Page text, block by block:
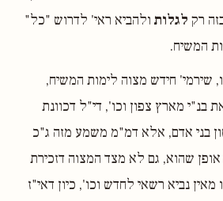
רק לגלות ולהביא ראי' לדרוש "כל"
המשיח.
שירמי' חידש מצוה לימות המשיח,
בנ"י מארץ צפון וכו', די"ל דכוונת
בני אדם, אלא דמ"מ משמע מזה ג"כ
אופן שהוא, גם לא מצד המצוה דזכירת
נביא רשאי לחדש וכו', כיון דאי"ז